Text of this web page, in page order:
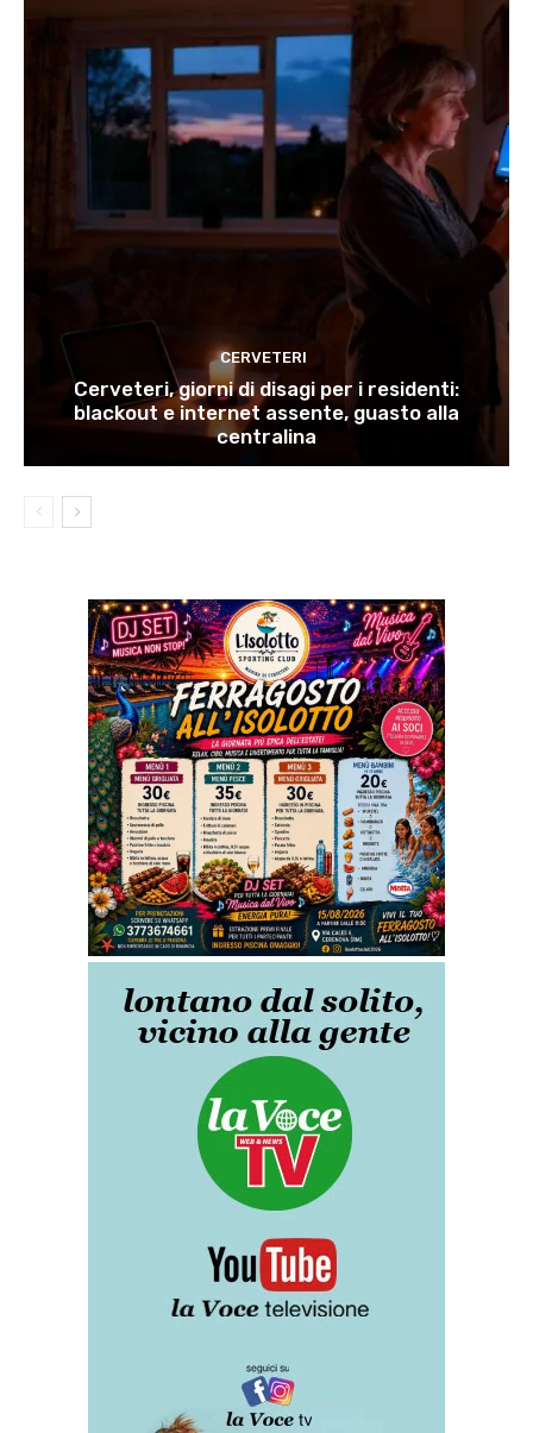
CERVETERI
Cerveteri, giorni di disagi per i residenti:
blackout e internet assente, guasto alla
centralina